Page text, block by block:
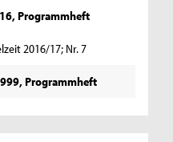
Programmheft
2016/17; Nr. 7
Programmheft